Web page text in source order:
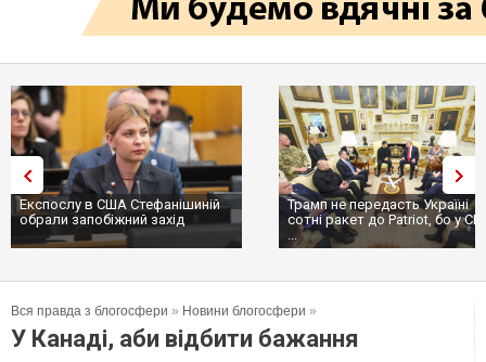
Експослу в США Стефанішиній
обрали запобіжний захід
Трамп не передасть Україні
сотні ракет до Patriot, бо у
...
Вся правда з блогосфери » Новини блогосфери »
У Канаді, аби відбити бажання